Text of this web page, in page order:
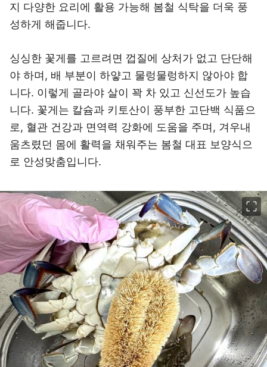
지 다양한 요리에 활용 가능해 봄철 식탁을 더욱 풍
성하게 해줍니다.
싱싱한 꽃게를 고르려면 껍질에 상처가 없고 단단해
야 하며, 배 부분이 하얗고 물렁물렁하지 않아야 합
니다. 이렇게 골라야 살이 꽉 차 있고 신선도가 높습
니다. 꽃게는 칼슘과 키토산이 풍부한 고단백 식품으
로, 혈관 건강과 면역력 강화에 도움을 주며, 겨우내
움츠렸던 몸에 활력을 채워주는 봄철 대표 보양식으
로 안성맞춤입니다.